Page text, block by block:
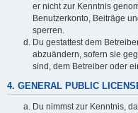
er nicht zur Kenntnis
Benutzerkonto, Beiträge
sperren.
Du gestattest dem
abzuändern, sofern sie
sind, dem Betreiber oder
4. GENERAL PUBLIC
Du nimmst zur Kenntnis,